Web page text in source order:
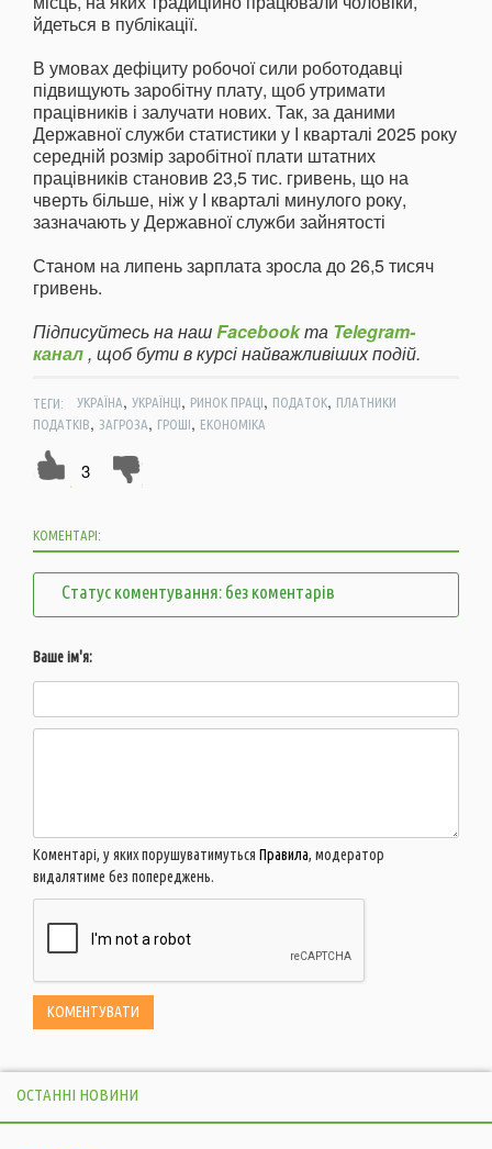
йдеться в публікації.
В умовах дефіциту робочої сили роботодавці
підвищують заробітну плату, щоб утримати
працівників і залучати нових. Так, за даними
Державної служби статистики у І кварталі 2025 року
середній розмір заробітної плати штатних
працівників становив 23,5 тис. гривень, що на
чверть більше, ніж у І кварталі минулого року,
зазначають у Державної служби зайнятості
Станом на липень зарплата зросла до 26,5 тисяч
гривень.
Підписуйтесь на нашFacebookта Telegram-
канал, щоб бути в курсі найважливіших подій.
ТЕГИ: УКРАЇНА, УКРАЇНЦІ, РИНОК ПРАЦІ, ПОДАТОК, ПЛАТНИКИ
ПОДАТКІВ, ЗАГРОЗА, ГРОШІ, ЕКОНОМІКА
3
КОМЕНТАРІ:
Статус коментування: без коментарів
Ваше ім'я:
Коментарі, у яких порушуватимуться Правила, модератор
видалятиме без попереджень.
ОСТАННІ НОВИНИ